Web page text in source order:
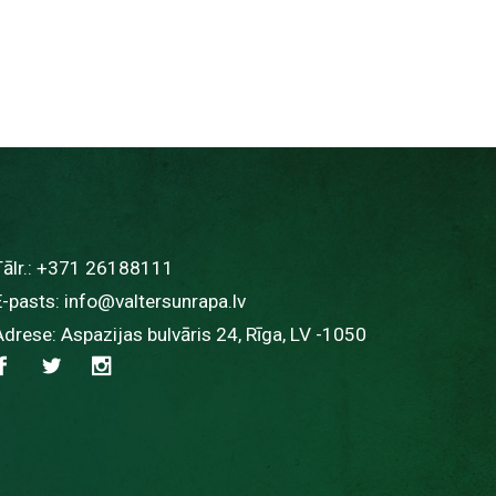
+371 26188111
pasts: info@valtersunrapa.lv
Aspazijas bulvāris 24, Rīga, LV -1050